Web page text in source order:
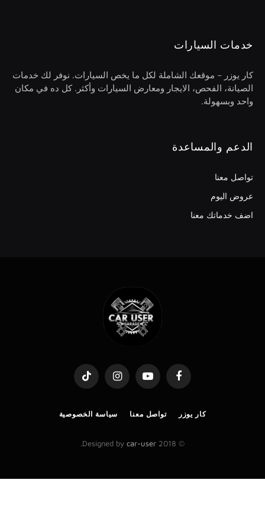
خدمات السيارات
كار يوزر – موقعك الشاملة لكل ما يخص السيارات. نوفر لك خدمات
الصيانة، الفحص، الايجار ومعارض السيارات وأكثر. كل ده في مكان
واحد وبسهولة.
الدعم والمساعدة
تواصل معنا
عروض اليوم
اضف خدماتك معنا
Facebook
YouTube
Instagram
TikTok
كار يوزر تواصل معنا سياسة الخصوصية
© 2018 Designed by
car-user
.